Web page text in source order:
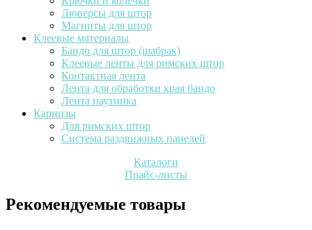
Люверсы для штор
Магниты для штор
Клеевые материалы
Бандо для штор (шабрак)
Клеевые ленты для римских штор
Контактная лента
Лента для обработки края бандо
Лента паутинка
Карнизы
Для римских штор
Система раздвижных панелей
Каталоги
Прайс-листы
Рекомендуемые товары